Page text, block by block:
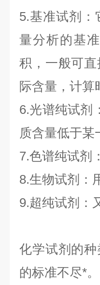
5.基准试剂
量分析的基
积，一般可
际含量，计算
6.光谱纯试剂
质含量低于
7.色谱纯试剂
8.生物试剂：
9.超纯试剂：
化学试剂的
的标准不尽*。